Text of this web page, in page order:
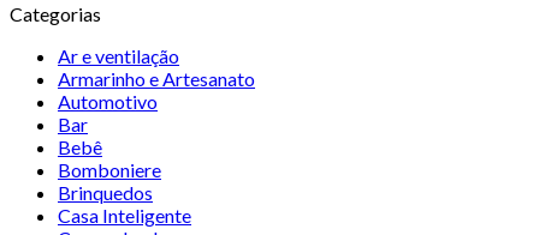
Categorias
Ar e ventilação
Armarinho e Artesanato
Automotivo
Bar
Bebê
Bomboniere
Brinquedos
Casa Inteligente